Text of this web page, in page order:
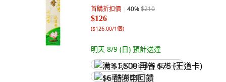
首購折扣價 40%$210
$126
($126.00/1個)
明天 8/9 (日) 預計送達
满 $1,500 再省 $75 (王道卡)
$6 酷澎幣回饋